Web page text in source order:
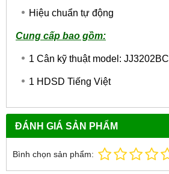
Hiệu chuẩn tự động
Cung cấp bao gồm:
1 Cân kỹ thuật model: JJ3202BC
1 HDSD Tiếng Việt
ĐÁNH GIÁ SẢN PHẨM
Bình chọn sản phẩm: